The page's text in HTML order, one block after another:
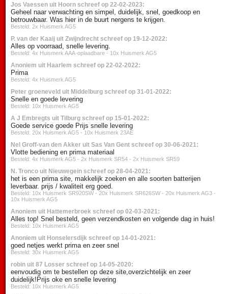
Jos Vaessen uit Hoorn schreef op 22-02-2023:
Geheel naar verwachting en simpel, duidelijk, snel, goedkoop en
betrouwbaar. Was hier in de buurt nergens te krijgen.
Besteld: 2x Huismerk AG5
P. van der Kaaij uit Zwijndrecht schreef op 19-12-2022:
Alles op voorraad, snelle levering.
Besteld: 4x Huismerk AAA-oplaadbare - 10x Huismerk AG5
Anoniem uit Haarlem schreef op 22-02-2022:
Prima
Besteld: 4x Huismerk AG5
Peter groeneveld uit Middelburg schreef op 31-01-2022:
Snelle en goede levering
Besteld: 10x Huismerk AG5
A J Embregts uit Tilburg schreef op 15-01-2022:
Goede service goede Prijs snelle levering
Besteld: 20x Huismerk AG5 - 10x Huismerk 23AE
Nel Groff-van den Akker uit Sas Van Gent schreef op 30-06-2021:
Vlotte bediening en prima materiaal
Besteld: 4x Huismerk AG5 - 2x Huismerk SR54 - 2x Huismerk SR59
N. Tronco uit Nieuwegein schreef op 28-04-2021:
het is een prima site, makkelijk zoeken en alle soorten batterijen
leverbaar. prijs / kwaliteit erg goed.
Besteld: 10x Huismerk SR920SW - 20x Huismerk SR626SW - 20x Huismerk AG3 -
10x Huismerk AG5
Anoniem uit Hattemerbroek schreef op 02-03-2021:
Alles top! Snel besteld, geen verzendkosten en volgende dag in huis!
Besteld: 10x Huismerk AG5
Anoniem uit Honselersdijk schreef op 14-01-2021:
goed netjes werkt prima en zeer snel
Besteld: 30x Huismerk AG5
robin uit 87 Losser schreef op 14-05-2020:
eenvoudig om te bestellen op deze site,overzichtelijk en zeer
duidelijk!Prijs oke en snelle levering
Besteld: 10x Huismerk AG5